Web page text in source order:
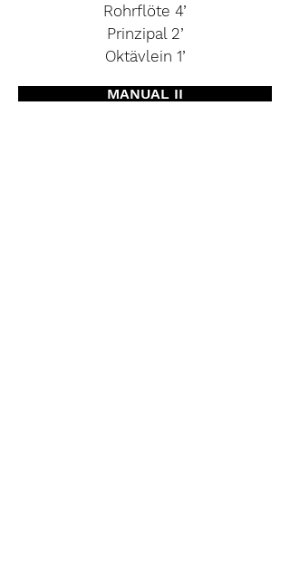
Rohrflöte 4’
Prinzipal 2’
Oktävlein 1’
MANUAL II